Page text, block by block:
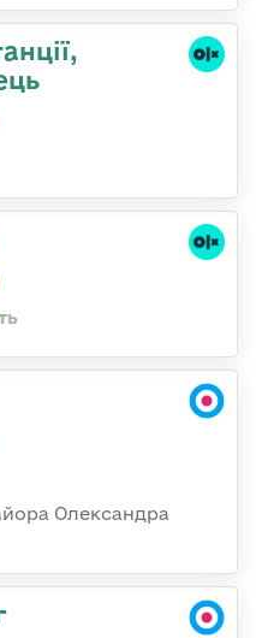
Олександра